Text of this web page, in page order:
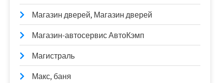
Магазин дверей, Магазин дверей
Магазин-автосервис АвтоКэмп
Магистраль
Макс, баня